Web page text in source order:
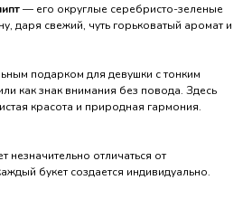
— его округлые серебристо-зеленые
даря свежий, чуть горьковатый аромат и
подарком для девушки с тонким
как знак внимания без повода. Здесь
красота и природная гармония.
незначительно отличаться от
букет создается индивидуально.
данных
Сергеевна ИНН
КАРТЕ